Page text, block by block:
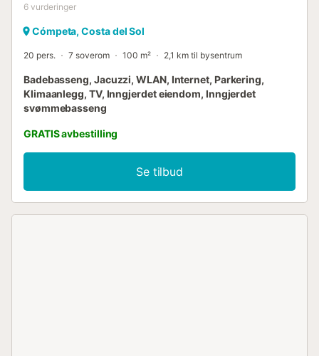
6 vurderinger
Cómpeta, Costa del Sol
20 pers. 7 soverom 100 m² 2,1 km til bysentrum
Badebasseng, Jacuzzi, WLAN, Internet, Parkering,
Klimaanlegg, TV, Inngjerdet eiendom, Inngjerdet
svømmebasseng
GRATIS avbestilling
Se tilbud